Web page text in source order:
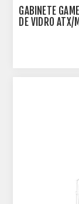
GABINETE
DE VIDRO